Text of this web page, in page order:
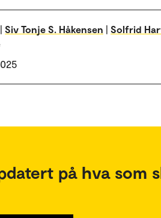
Siv Tonje S. Håkensen | Solfrid
på hva som